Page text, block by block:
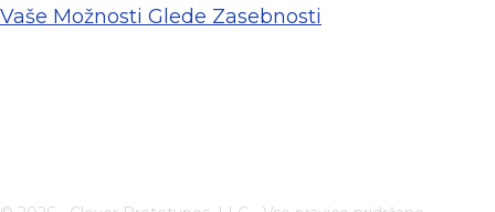
Vaše Možnosti Glede Zasebnosti